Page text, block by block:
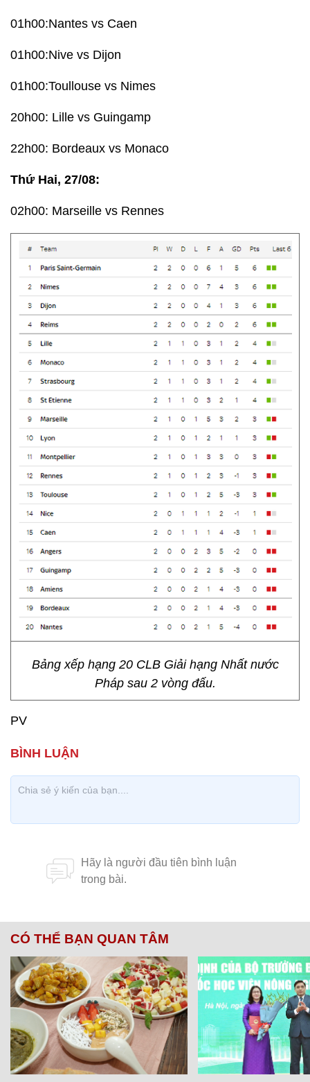
01h00:Nantes vs Caen
01h00:Nive vs Dijon
01h00:Toullouse vs Nimes
20h00: Lille vs Guingamp
22h00: Bordeaux vs Monaco
Thứ Hai, 27/08:
02h00: Marseille vs Rennes
Bảng xếp hạng 20 CLB Giải hạng Nhất nước
Pháp sau 2 vòng đấu.
PV
CÓ THỂ BẠN QUAN TÂM